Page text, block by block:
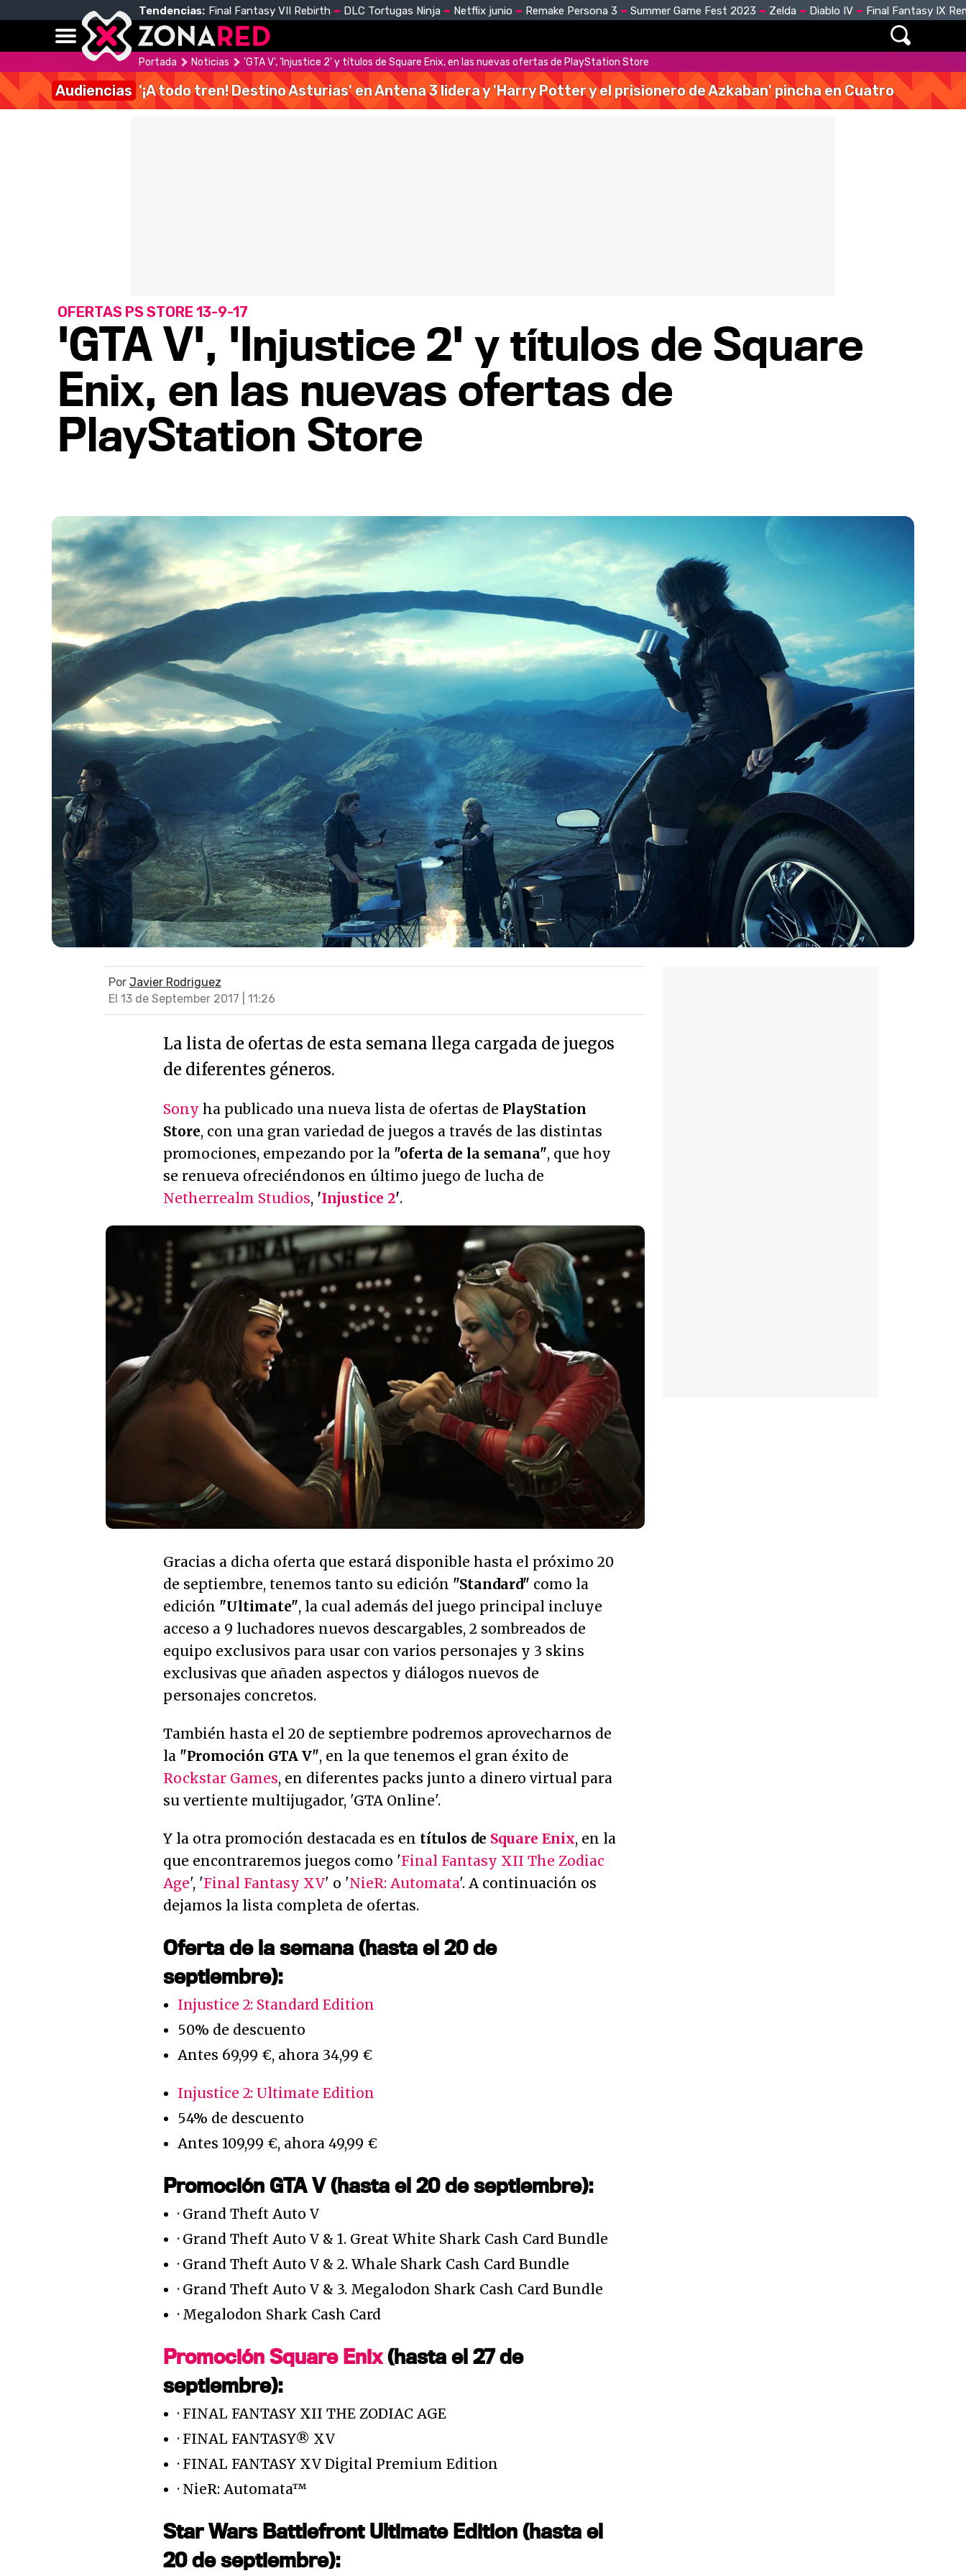
Tendencias: Final Fantasy VII Rebirth DLC Tortugas Ninja Netflix junio Remake Persona 3 Summer Game Fest 2023 Zelda Diablo IV Final Fantasy IX
Portada Noticias 'GTA V', 'Injustice 2' y títulos de Square Enix, en las nuevas ofertas de PlayStation Store
Audiencias '¡A todo tren! Destino Asturias' en Antena 3 lidera y 'Harry Potter y el prisionero de Azkaban' pincha en Cuatro
'GTA V', 'Injustice 2' y títulos de Square
Enix, en las nuevas ofertas de
PlayStation Store
OFERTAS PS STORE 13-9-17
Por Javier Rodriguez
El 13 de September 2017 | 11:26
La lista de ofertas de esta semana llega cargada de juegos
de diferentes géneros.
Sony ha publicado una nueva lista de ofertas de PlayStation
Store, con una gran variedad de juegos a través de las distintas
promociones, empezando por la "oferta de la semana", que hoy
se renueva ofreciéndonos en último juego de lucha de
Netherrealm Studios, 'Injustice 2'.
Gracias a dicha oferta que estará disponible hasta el próximo 20
de septiembre, tenemos tanto su edición "Standard" como la
edición "Ultimate", la cual además del juego principal incluye
acceso a 9 luchadores nuevos descargables, 2 sombreados de
equipo exclusivos para usar con varios personajes y 3 skins
exclusivas que añaden aspectos y diálogos nuevos de
personajes concretos.
También hasta el 20 de septiembre podremos aprovecharnos de
la "Promoción GTA V", en la que tenemos el gran éxito de
Rockstar Games, en diferentes packs junto a dinero virtual para
su vertiente multijugador, 'GTA Online'.
Y la otra promoción destacada es en títulos de Square Enix, en la
que encontraremos juegos como 'Final Fantasy XII The Zodiac
Age', 'Final Fantasy XV' o 'NieR: Automata'. A continuación os
dejamos la lista completa de ofertas.
Oferta de la semana (hasta el 20 de
septiembre):
Injustice 2: Standard Edition
50% de descuento
Antes 69,99 €, ahora 34,99 €
Injustice 2: Ultimate Edition
54% de descuento
Antes 109,99 €, ahora 49,99 €
Promoción GTA V (hasta el 20 de septiembre):
· Grand Theft Auto V
· Grand Theft Auto V & 1. Great White Shark Cash Card Bundle
· Grand Theft Auto V & 2. Whale Shark Cash Card Bundle
· Grand Theft Auto V & 3. Megalodon Shark Cash Card Bundle
· Megalodon Shark Cash Card
Promoción Square Enix(hasta el 27 de
septiembre):
· FINAL FANTASY XII THE ZODIAC AGE
· FINAL FANTASY® XV
· FINAL FANTASY XV Digital Premium Edition
· NieR: Automata™
Star Wars Battlefront Ultimate Edition (hasta el
20 de septiembre):